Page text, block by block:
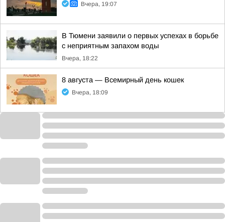
Вчера, 19:07
В Тюмени заявили о первых успехах в борьбе
с неприятным запахом воды
Вчера, 18:22
8 августа — Всемирный день кошек
Вчера, 18:09